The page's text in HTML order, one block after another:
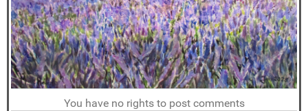
You have no rights to post comments